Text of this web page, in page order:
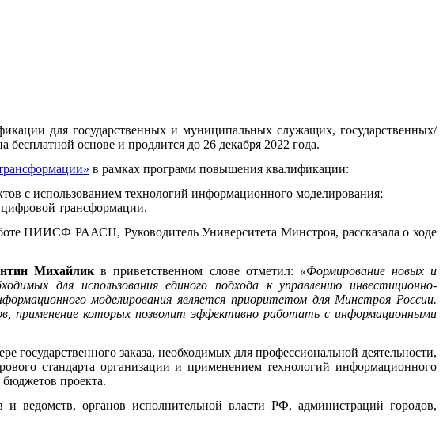
для государственных и муниципальных служащих, государственных/
основе и продлится до 26 декабря 2022 года.
в рамках программ повышения квалификации:
с использованием технологий информационного моделирования;
цифровой трансформации.
НИИСФ РААСН, Руководитель Университета Минстроя, рассказала о ходе
Михайлик в приветственном слове отметил: «Формирование новых и
для использования единого подхода к управлению инвестиционно-
моделирования является приоритетом для Минстроя России.
применение которых позволит эффективно работать с информационными
заказа, необходимых для профессиональной деятельности,
стандарта организации и применением технологий информационного
бюджетов проекта.
и ведомств, органов исполнительной власти РФ, администраций городов,